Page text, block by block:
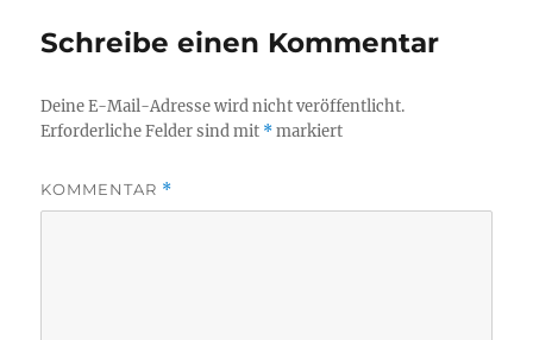
Schreibe einen Kommentar
Deine E-Mail-Adresse wird nicht veröffentlicht.
Erforderliche Felder sind mit *markiert
KOMMENTAR *